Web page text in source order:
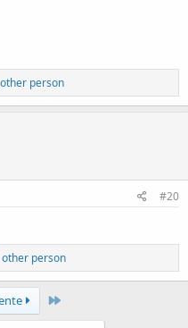
person
#20
person
Last